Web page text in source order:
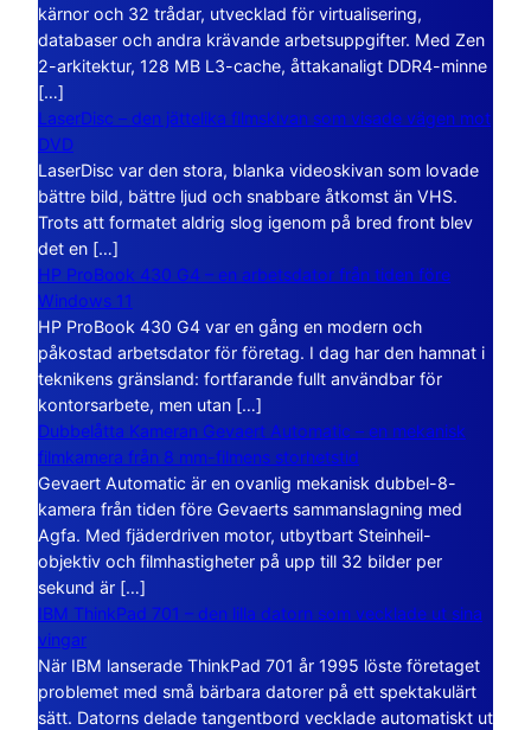
kärnor och 32 trådar, utvecklad för virtualisering,
databaser och andra krävande arbetsuppgifter. Med Zen
2-arkitektur, 128 MB L3-cache, åttakanaligt DDR4-minne
[…]
LaserDisc – den jättelika filmskivan som visade vägen mot
DVD
LaserDisc var den stora, blanka videoskivan som lovade
bättre bild, bättre ljud och snabbare åtkomst än VHS.
Trots att formatet aldrig slog igenom på bred front blev
det en […]
HP ProBook 430 G4 – en arbetsdator från tiden före
Windows 11
HP ProBook 430 G4 var en gång en modern och
påkostad arbetsdator för företag. I dag har den hamnat i
teknikens gränsland: fortfarande fullt användbar för
kontorsarbete, men utan […]
Dubbelåtta Kameran Gevaert Automatic – en mekanisk
filmkamera från 8 mm-filmens storhetstid
Gevaert Automatic är en ovanlig mekanisk dubbel-8-
kamera från tiden före Gevaerts sammanslagning med
Agfa. Med fjäderdriven motor, utbytbart Steinheil-
objektiv och filmhastigheter på upp till 32 bilder per
sekund är […]
IBM ThinkPad 701 – den lilla datorn som vecklade ut sina
vingar
När IBM lanserade ThinkPad 701 år 1995 löste företaget
problemet med små bärbara datorer på ett spektakulärt
sätt. Datorns delade tangentbord vecklade automatiskt ut